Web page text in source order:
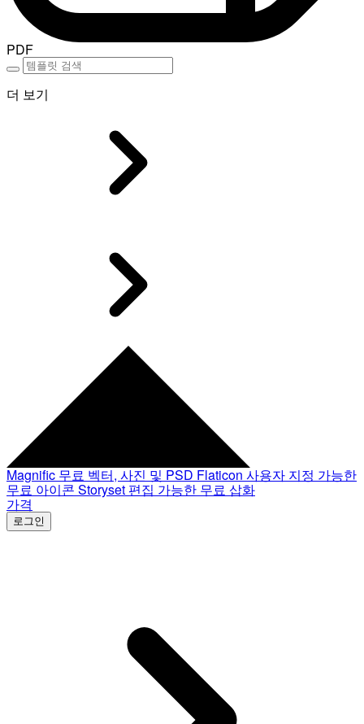
PDF
더 보기
Magnific 무료 벡터, 사진 및 PSD Flaticon 사용자 지정 가능한
무료 아이콘 Storyset 편집 가능한 무료 삽화
가격
로그인